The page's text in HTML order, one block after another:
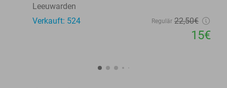
Leeuwarden
Verkauft: 524
Regulär 22,50€
15€